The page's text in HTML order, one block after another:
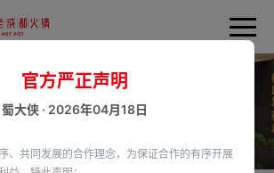
官方严正声明
蜀大侠 · 2026年04月18日
、共同发展的合作理念，为保证合作的有序开展